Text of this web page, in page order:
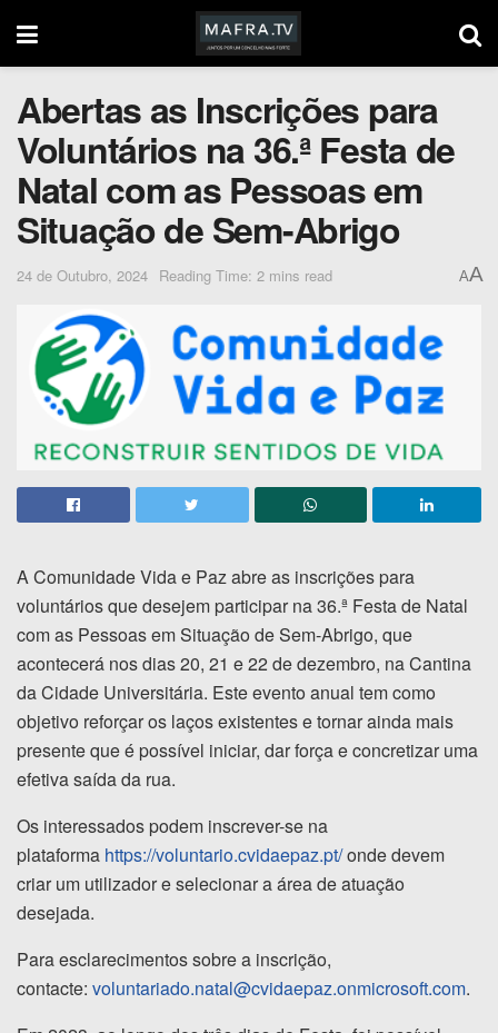
Abertas as Inscrições para
Voluntários na 36.ª Festa de
Natal com as Pessoas em
Situação de Sem-Abrigo
24 de Outubro, 2024 Reading Time: 2 mins read AA
A Comunidade Vida e Paz abre as inscrições para
voluntários que desejem participar na 36.ª Festa de Natal
com as Pessoas em Situação de Sem-Abrigo, que
acontecerá nos dias 20, 21 e 22 de dezembro, na Cantina
da Cidade Universitária. Este evento anual tem como
objetivo reforçar os laços existentes e tornar ainda mais
presente que é possível iniciar, dar força e concretizar uma
efetiva saída da rua.
Os interessados podem inscrever-se na
plataforma https://voluntario.cvidaepaz.pt/onde devem
criar um utilizador e selecionar a área de atuação
desejada.
Para esclarecimentos sobre a inscrição,
contacte: voluntariado.natal@cvidaepaz.onmicrosoft.com.